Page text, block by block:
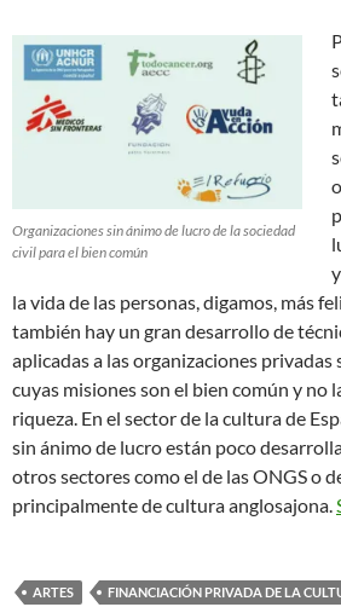
Organizaciones sin ánimo de lucro de la sociedad
civil para el bien común
la vida de las personas, digamos, más
también hay un gran desarrollo de
aplicadas a las organizaciones privadas
cuyas misiones son el bien común y no
riqueza. En el sector de la cultura de
sin ánimo de lucro están poco
otros sectores como el de las ONGS o
principalmente de cultura anglosajona.
ARTES
FINANCIACIÓN PRIVADA DE LA